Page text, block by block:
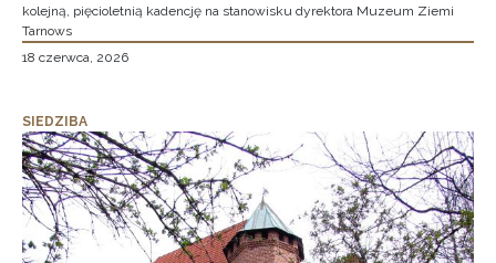
kolejną, pięcioletnią kadencję na stanowisku dyrektora Muzeum Ziemi
Tarnows
18 czerwca, 2026
SIEDZIBA